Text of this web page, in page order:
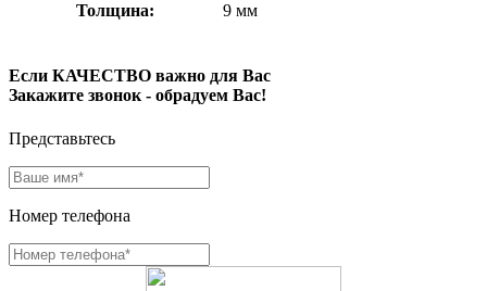
Толщина: 9 мм
Если КАЧЕСТВО важно для Вас
Закажите звонок - обрадуем Вас!
Представьтесь
Номер телефона